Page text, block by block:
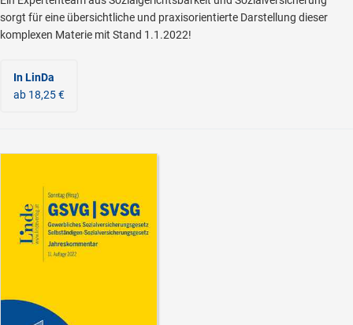
sorgt für eine übersichtliche und praxisorientierte Darstellung dieser
komplexen Materie mit Stand 1.1.2022!
In LinDa
ab 18,25 €